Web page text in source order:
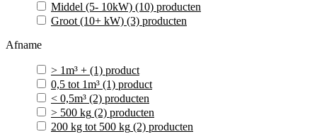
Middel (5- 10kW) (10) producten
Groot (10+ kW) (3) producten
Afname
> 1m³ + (1) product
0,5 tot 1m³ (1) product
< 0,5m³ (2) producten
> 500 kg (2) producten
200 kg tot 500 kg (2) producten